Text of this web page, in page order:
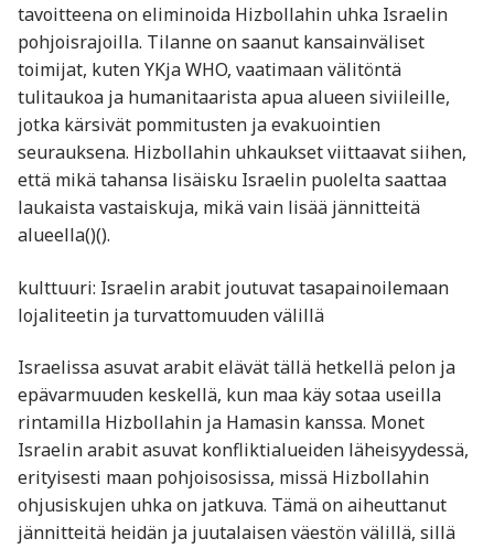
tavoitteena on eliminoida Hizbollahin uhka Israelin
pohjoisrajoilla. Tilanne on saanut kansainväliset
toimijat, kuten YKja WHO, vaatimaan välitöntä
tulitaukoa ja humanitaarista apua alueen siviileille,
jotka kärsivät pommitusten ja evakuointien
seurauksena. Hizbollahin uhkaukset viittaavat siihen,
että mikä tahansa lisäisku Israelin puolelta saattaa
laukaista vastaiskuja, mikä vain lisää jännitteitä
alueella​()​().
kulttuuri: Israelin arabit joutuvat tasapainoilemaan
lojaliteetin ja turvattomuuden välillä
Israelissa asuvat arabit elävät tällä hetkellä pelon ja
epävarmuuden keskellä, kun maa käy sotaa useilla
rintamilla Hizbollahin ja Hamasin kanssa. Monet
Israelin arabit asuvat konfliktialueiden läheisyydessä,
erityisesti maan pohjoisosissa, missä Hizbollahin
ohjusiskujen uhka on jatkuva. Tämä on aiheuttanut
jännitteitä heidän ja juutalaisen väestön välillä, sillä